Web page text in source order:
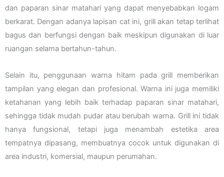
dan paparan sinar matahari yang dapat menyebabkan logam
berkarat. Dengan adanya lapisan cat ini, grill akan tetap terlihat
bagus dan berfungsi dengan baik meskipun digunakan di luar
ruangan selama bertahun-tahun.
Selain itu, penggunaan warna hitam pada grill memberikan
tampilan yang elegan dan profesional. Warna ini juga memiliki
ketahanan yang lebih baik terhadap paparan sinar matahari,
sehingga tidak mudah pudar atau berubah warna. Grill ini tidak
hanya fungsional, tetapi juga menambah estetika area
tempatnya dipasang, membuatnya cocok untuk digunakan di
area industri, komersial, maupun perumahan.